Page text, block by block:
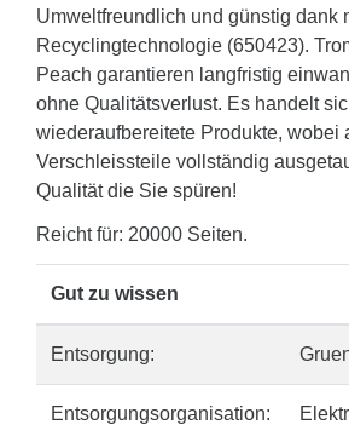
Umweltfreundlich und günstig dank
Recyclingtechnologie (650423).
Peach garantieren langfristig
ohne Qualitätsverlust. Es handelt
wiederaufbereitete Produkte, wobei
Verschleissteile vollständig
Qualität die Sie spüren!
Reicht für: 20000 Seiten.
Gut zu wissen
Entsorgung:
Entsorgungsorganisation: